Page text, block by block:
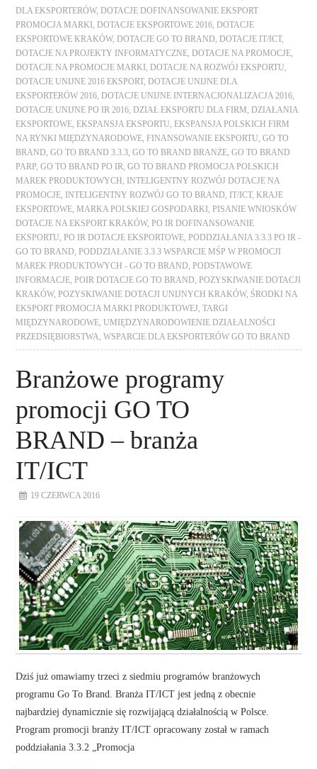
DLA EKSPORTERÓW,
DOTACJE DOFINANSOWANIE EKSPORT
PROMOCJA MARKI
DOTACJE EKSPORTOWE 2016
DOTACJE
EKSPORTOWE KRAKÓW, DOTACJE GO TO BRAND DOTACJE IT/ICT,
DOTACJE NA PROJEKTY INFORMATYCZNE
DOTACJE NA PROMOCJE
DOTACJE NA PROMOCJE MARKI
DOTACJE NA ROZWÓJ EKSPORTU
DOTACJE UNIJNE 2016 EKSPORT,
DOTACJE UNIJNE DLA
EKSPORTERÓW 2016
DOTACJE UNIJNE INTERNACJONALIZACJA 2016
DOTACJE UNIJNE PO IR 2016
DZIAŁ EKSPORTU DLA FIRM
DZIAŁANIA
EKSPORTOWE
EKSPANSJA EKSPORTU
EKSPANSJA POLSKICH FIRM
NA RYNKI MIĘDZYNARODOWE
FINANSOWANIE EKSPORTU ,GO TO
BRAND ,GO TO BRAND 3.3.3 ,GO TO BRAND BRANŻE ,GO TO BRAND
PARP ,GO TO BRAND PO IR ,GO TO BRAND PROMOCJA POLSKICH
MAREK PRODUKTOWYCH
INTELIGENTNY ROZWÓJ DOTACJE NA
PROMOCJE
INTELIGENTNY ROZWÓJ GO TO BRAND IT/ICT, KRAJE
EKSPORTOWE
MARKA POLSKIEJ GOSPODARKI
PISANIE WNIOSKÓW
DOTACJE NA EKSPORT KRAKÓW, PO IR DOFINANSOWANIE
EKSPORTU
PO IR DOTACJE EKSPORTOWE
PODDZIAŁANIA 3.3.3 PO IR -
GO TO BRAND
PODDZIAŁANIE 3.3.3 WSPARCIE MŚP W PROMOCJI
MAREK PRODUKTOWYCH - GO TO BRAND
PODSTAWOWE
INFORMACJE
POIR DOTACJE GO TO BRAND
POZYSKIWANIE DOTACJI
KRAKÓW, POZYSKIWANIE DOTACJI UNIJNYCH KRAKÓW, ŚRODKI NA
EKSPORT PROMOCJA MARKI PRODUKTOWEJ ,TARGI
MIĘDZYNARODOWE UMIĘDZYNARODOWIENIE DZIAŁALNOŚCI
PRZEDSIĘBIORSTWA
WSPARCIE DLA EKSPORTERÓW GO TO BRAND
Branżowe programy
promocji GO TO
BRAND – branża
IT/ICT
19 CZERWCA 2016
Dziś już omawiamy trzeci z siedmiu programów branżowych
programu Go To Brand. Branża IT/ICT jest jedną z obecnie
najbardziej dynamicznie się rozwijającą działalnością w Polsce.
Program promocji branży IT/ICT opracowany został w ramach
poddziałania 3.3.2 „Promocja